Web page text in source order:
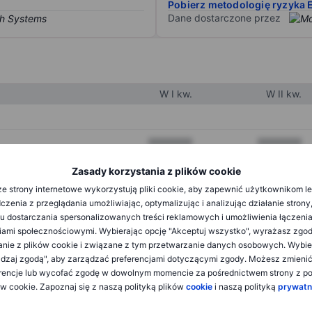
Zasady korzystania z plików cookie
strony internetowe wykorzystują pliki cookie, aby zapewnić użytkownikom
z przeglądania umożliwiając, optymalizując i analizując działanie
dostarczania spersonalizowanych treści reklamowych i umożliwienia
społecznościowymi. Wybierając opcję "Akceptuj wszystko", wyrażasz
z plików cookie i związane z tym przetwarzanie danych osobowych.
zgodą", aby zarządzać preferencjami dotyczącymi zgody. Możesz
lub wycofać zgodę w dowolnym momencie za pośrednictwem strony z
cookie. Zapoznaj się z naszą polityką plików cookie i naszą polityką
Pobierz metodologię ryzyka
Dane dostarczone przez
W I kw. W II kw.
XXXXXXX XXXXXXX
XXXXXXX
XXXXXXX XXXXXXX
XXXXXXX XXXXXXX
XXXXXXX